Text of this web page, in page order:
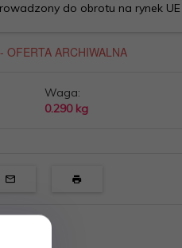
do obrotu na rynek
Waga:
0.290 kg